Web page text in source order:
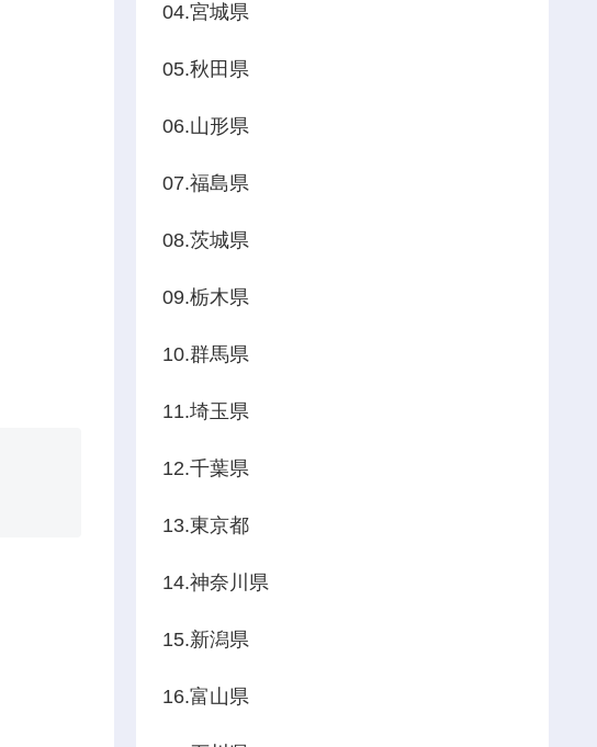
04.宮城県
05.秋田県
06.山形県
07.福島県
08.茨城県
09.栃木県
10.群馬県
11.埼玉県
12.千葉県
13.東京都
14.神奈川県
15.新潟県
16.富山県